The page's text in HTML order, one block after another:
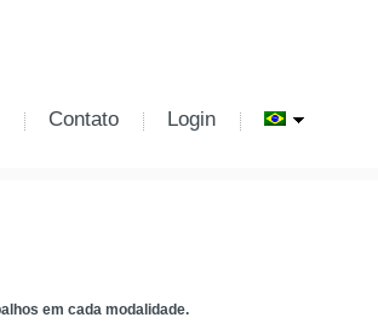
Contato Login
em cada modalidade.